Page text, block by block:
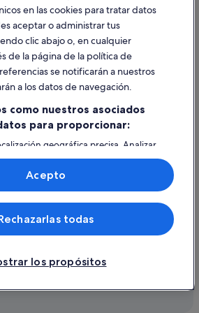
hotel o de un alquiler vacacional
internacionales
empresa de Expedia Group. Todos los
y el logotipo de Expedia son marcas
registradas de Expedia, Inc.
en las cookies para tratar datos
aceptar o administrar tus
clic abajo o, en cualquier
de la página de la política de
se notificarán a nuestros
a los datos de navegación.
como nuestros asociados
para proporcionar:
geográfica precisa. Analizar
del dispositivo para su
la información en un dispositivo
Publicidad y contenido personalizados,
y contenido, investigación de
de servicios.
(proveedores)
los propósitos
todas
Acepto